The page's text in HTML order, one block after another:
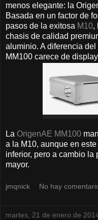
menos elegante: la
Basada en un factor de
pasos de la exitosa M10,
chasis de calidad
aluminio. A diferencia
MM100 carece de
La OrigenAE MM100
a la M10, aunque en
inferior, pero a cambio la
mayor.
jmqnick No hay
martes, 21 de enero de